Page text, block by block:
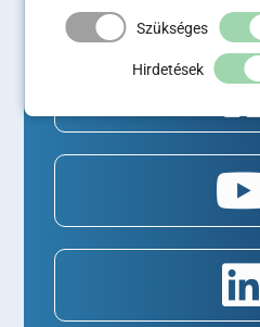
Szükséges
Hirdetések